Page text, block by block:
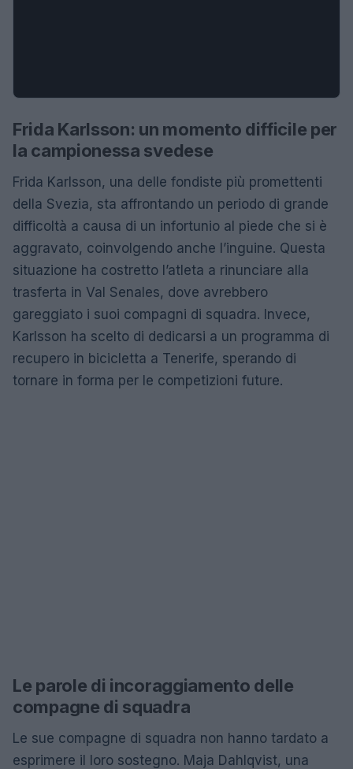
Frida Karlsson: un momento difficile per
la campionessa svedese
Frida Karlsson, una delle fondiste più promettenti
della Svezia, sta affrontando un periodo di grande
difficoltà a causa di un infortunio al piede che si è
aggravato, coinvolgendo anche l’inguine. Questa
situazione ha costretto l’atleta a rinunciare alla
trasferta in Val Senales, dove avrebbero
gareggiato i suoi compagni di squadra. Invece,
Karlsson ha scelto di dedicarsi a un programma di
recupero in bicicletta a Tenerife, sperando di
tornare in forma per le competizioni future.
Le parole di incoraggiamento delle
compagne di squadra
Le sue compagne di squadra non hanno tardato a
esprimere il loro sostegno. Maja Dahlqvist, una